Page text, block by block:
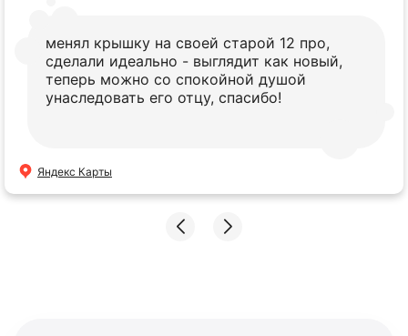
менял крышку на своей старой 12 про,
сделали идеально - выглядит как новый,
теперь можно со спокойной душой
унаследовать его отцу, спасибо!
Яндекс Карты